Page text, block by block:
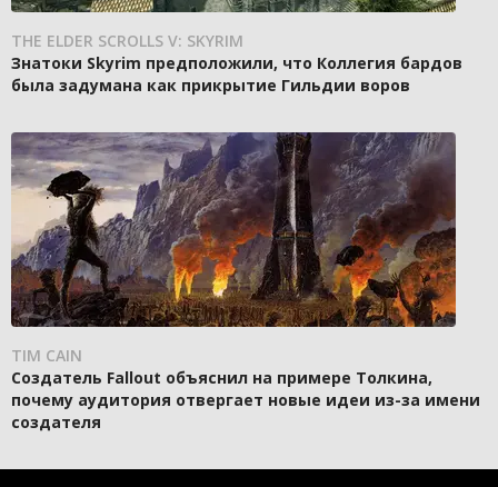
THE ELDER SCROLLS V: SKYRIM
Знатоки Skyrim предположили, что Коллегия бардов
была задумана как прикрытие Гильдии воров
TIM CAIN
Создатель Fallout объяснил на примере Толкина,
почему аудитория отвергает новые идеи из-за имени
создателя